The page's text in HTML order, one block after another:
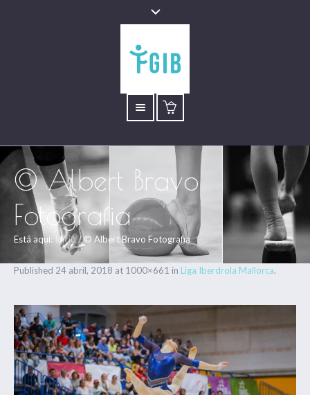
© Albert Bravo
Fotografia
Está aquí: Inicio/© Albert Bravo Fotografia
Published 24 abril, 2018 at 1000×661 in Liga Iberdrola Mallorca.